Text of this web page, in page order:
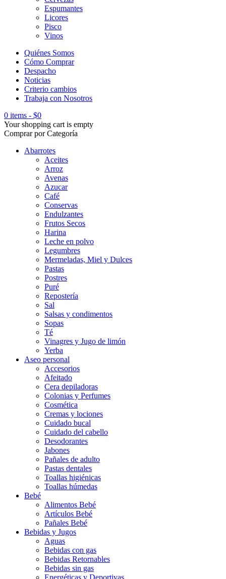
Espumantes
Licores
Pisco
Vinos
Quiénes Somos
Cómo Comprar
Despacho
Noticias
Criterio cambios
Trabaja con Nosotros
0 items - $0
Your shopping cart is empty
Comprar por Categoría
Abarrotes
Aceites
Arroz
Avenas
Azucar
Café
Conservas
Endulzantes
Frutos Secos
Harina
Leche en polvo
Legumbres
Mermeladas, Miel y Dulces
Pastas
Postres
Puré
Repostería
Sal
Salsas y condimentos
Sopas
Té
Vinagres y Jugo de limón
Yerba
Aseo personal
Accesorios
Afeitado
Cera depiladoras
Colonias y Perfumes
Cosmética
Cremas y lociones
Cuidado bucal
Cuidado del cabello
Desodorantes
Jabones
Pañales de adulto
Pastas dentales
Toallas higiénicas
Toallas húmedas
Bebé
Alimentos Bebé
Artículos Bebé
Pañales Bebé
Bebidas y Jugos
Aguas
Bebidas con gas
Bebidas Retornables
Bebidas sin gas
Energéticas y Deportivas